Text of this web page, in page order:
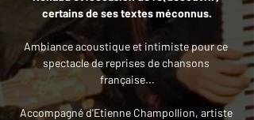
certains de ses textes méconnus.
Ambiance acoustique et intimiste pour ce
spectacle de reprises de chansons
française...
Accompagné d'Etienne Champollion, artiste